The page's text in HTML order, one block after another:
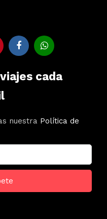
cada
nuestra Política de